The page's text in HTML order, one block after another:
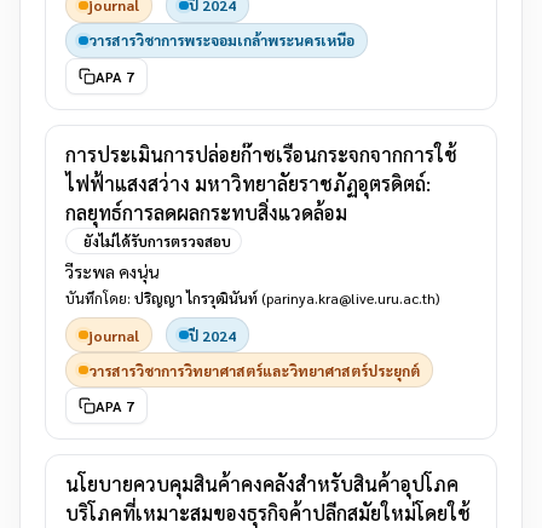
journal
ปี 2024
วารสารวิชาการพระจอมเกล้าพระนครเหนือ
APA 7
การประเมินการปล่อยก๊าซเรือนกระจกจากการใช้
ไฟฟ้าแสงสว่าง มหาวิทยาลัยราชภัฏอุตรดิตถ์:
กลยุทธ์การลดผลกระทบสิ่งแวดล้อม
ยังไม่ได้รับการตรวจสอบ
วีระพล คงนุ่น
บันทึกโดย: ปริญญา ไกรวุฒินันท์ (parinya.kra@live.uru.ac.th)
journal
ปี 2024
วารสารวิชาการวิทยาศาสตร์และวิทยาศาสตร์ประยุกต์
APA 7
นโยบายควบคุมสินค้าคงคลังสำหรับสินค้าอุปโภค
บริโภคที่เหมาะสมของธุรกิจค้าปลีกสมัยใหม่โดยใช้